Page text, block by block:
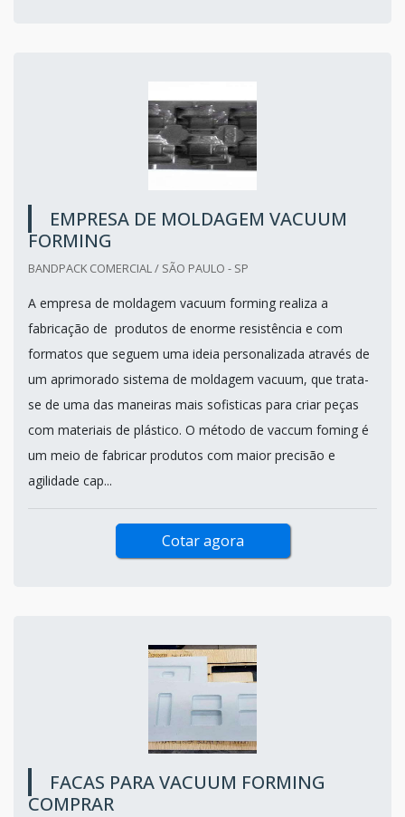
EMPRESA DE MOLDAGEM VACUUM
FORMING
BANDPACK COMERCIAL / SÃO PAULO - SP
A empresa de moldagem vacuum forming realiza a
fabricação de produtos de enorme resistência e com
formatos que seguem uma ideia personalizada através de
um aprimorado sistema de moldagem vacuum, que trata-
se de uma das maneiras mais sofisticas para criar peças
com materiais de plástico. O método de vaccum foming é
um meio de fabricar produtos com maior precisão e
agilidade cap...
Cotar agora
FACAS PARA VACUUM FORMING
COMPRAR